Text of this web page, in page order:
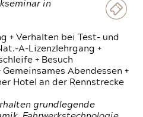
in
+ Verhalten bei Test- und
A-Lizenzlehrgang +
+ Besuch
Abendessen +
Hotel an der Rennstrecke
grundlegende